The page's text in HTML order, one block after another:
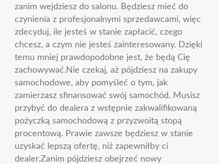
zanim wejdziesz do salonu. Będziesz mieć do
czynienia z profesjonalnymi sprzedawcami, więc
zdecyduj, ile jesteś w stanie zapłacić, czego
chcesz, a czym nie jesteś zainteresowany. Dzięki
temu mniej prawdopodobne jest, że będą Cię
zachowywać.Nie czekaj, aż pójdziesz na zakupy
samochodowe, aby pomyśleć o tym, jak
zamierzasz sfinansować swój samochód. Musisz
przybyć do dealera z wstępnie zakwalifikowaną
pożyczką samochodową z przyzwoitą stopą
procentową. Prawie zawsze będziesz w stanie
uzyskać lepszą ofertę, niż zapewniłby ci
dealer.Zanim pójdziesz obejrzeć nowy